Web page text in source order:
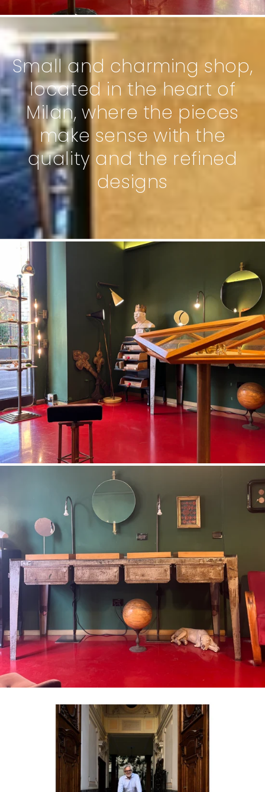
Small and charming shop,
located in the heart of
Milan, where the pieces
make sense with the
quality and the refined
designs